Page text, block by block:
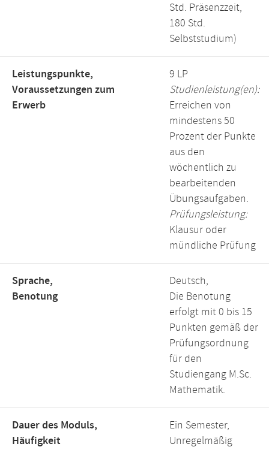
Std. Präsenzzeit,
180 Std.
Selbststudium)
Leistungspunkte,
Voraussetzungen zum
Erwerb
9 LP
Studienleistung(en):
Erreichen von
mindestens 50
Prozent der Punkte
aus den
wöchentlich zu
bearbeitenden
Übungsaufgaben.
Prüfungsleistung:
Klausur oder
mündliche Prüfung
Sprache,
Benotung
Deutsch,
Die Benotung
erfolgt mit 0 bis 15
Punkten gemäß der
Prüfungsordnung
für den
Studiengang M.Sc.
Mathematik.
Dauer des Moduls,
Häufigkeit
Ein Semester,
Unregelmäßig